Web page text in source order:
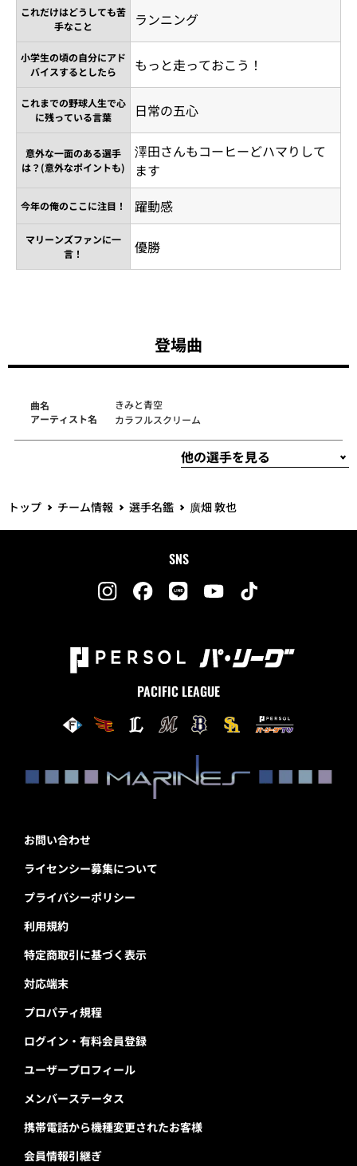
これだけはどうしても苦
手なこと
ランニング
小学生の頃の自分にアド
バイスするとしたら
もっと走っておこう！
これまでの野球人生で心
に残っている言葉
日常の五心
意外な一面のある選手
は？(意外なポイントも)
澤田さんもコーヒーどハマりして
ます
今年の俺のここに注目！ 躍動感
マリーンズファンに一
言！
優勝
登場曲
曲名
アーティスト名
きみと青空
カラフルスクリーム
トップ チーム情報 選手名鑑 廣畑 敦也
SNS
PACIFIC LEAGUE
お問い合わせ
ライセンシー募集について
プライバシーポリシー
利用規約
特定商取引に基づく表示
対応端末
プロパティ規程
ログイン・有料会員登録
ユーザープロフィール
メンバーステータス
携帯電話から機種変更されたお客様
会員情報引継ぎ